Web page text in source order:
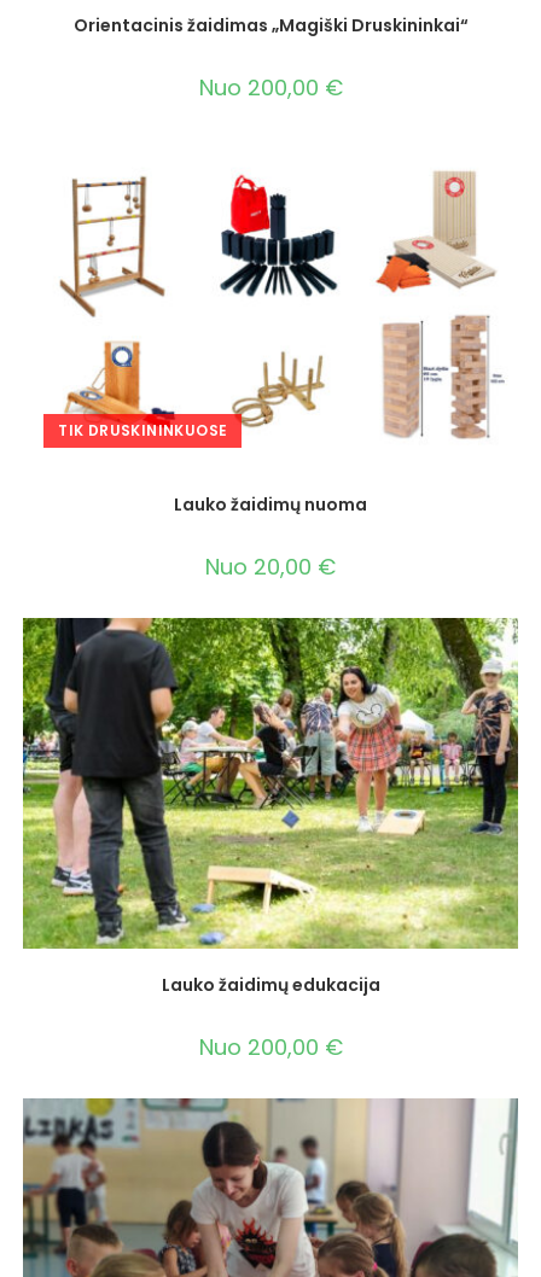
Orientacinis žaidimas „Magiški Druskininkai“
Nuo 200,00 €
TIK DRUSKININKUOSE
Lauko žaidimų nuoma
Nuo 20,00 €
Lauko žaidimų edukacija
Nuo 200,00 €